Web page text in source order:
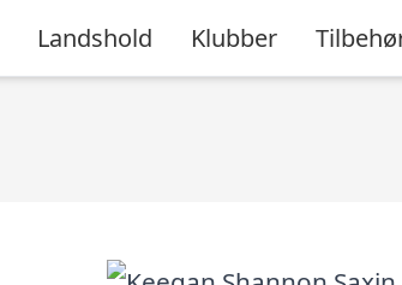
Landshold Klubber